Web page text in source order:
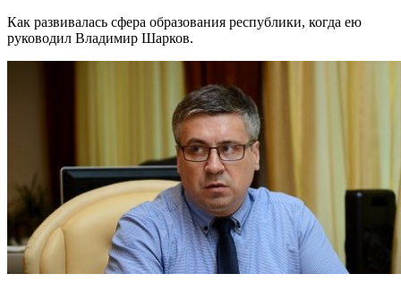
Как развивалась сфера образования республики, когда ею
руководил Владимир Шарков.